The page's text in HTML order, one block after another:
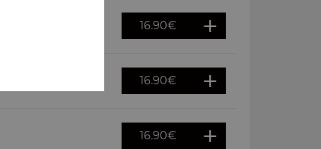
16.90€
16.90€
16.90€